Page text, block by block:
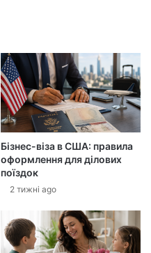
Бізнес-віза в США: правила
оформлення для ділових
поїздок
2 тижні ago